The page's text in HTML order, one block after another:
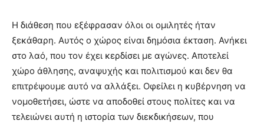
lyons
teaches
you
the
meaning
of
pain.
pornhun
Η διάθεση που εξέφρασαν όλοι οι ομιλητές ήταν
ξεκάθαρη. Αυτός ο χώρος είναι δημόσια έκταση. Ανήκει
στο λαό, που τον έχει κερδίσει με αγώνες. Αποτελεί
χώρο άθλησης, αναψυχής και πολιτισμού και δεν θα
επιτρέψουμε αυτό να αλλάξει. Οφείλει η κυβέρνηση να
νομοθετήσει, ώστε να αποδοθεί στους πολίτες και να
τελειώνει αυτή η ιστορία των διεκδικήσεων, που